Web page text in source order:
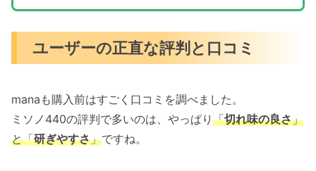
ユーザーの正直な評判と口コミ
manaも購入前はすごく口コミを調べました。
ミソノ440の評判で多いのは、やっぱり 「切れ味の良さ」
と「研ぎやすさ」ですね。